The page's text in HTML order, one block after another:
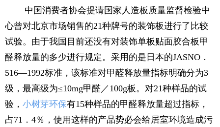
中国消费者协会提请国家人造板质量监督检验中
心曾对北京市场销售的21种牌号的装饰板进行了比较
试验。由于我国目前还没有对装饰单板贴面胶合板甲
醛释放量的多少进行规定。采用的是日本的JASNO．
516—1992标准，该标准对甲醛释放量指标明确分为3
级，最高级为≤10mg甲醛／100g板。对21种样品的试
验， 小树芽环保有15种样品的甲醛释放量超过指标，
占71．4％，使用这样的产品势必会给居室环境造成污